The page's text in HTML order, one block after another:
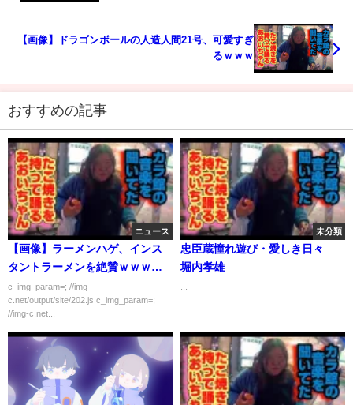
【画像】ドラゴンボールの人造人間21号、可愛すぎ
るｗｗｗ
おすすめの記事
ニュース
【画像】ラーメンハゲ、インス
タントラーメンを絶賛ｗｗｗｗ
ｗ
c_img_param=; //img-
c.net/output/site/202.js c_img_param=;
//img-c.net...
未分類
忠臣蔵憧れ遊び・愛しき日々
堀内孝雄